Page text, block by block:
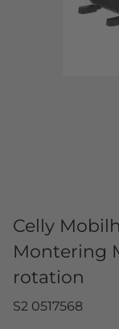
Celly
Montering
rotation
S2 0517568